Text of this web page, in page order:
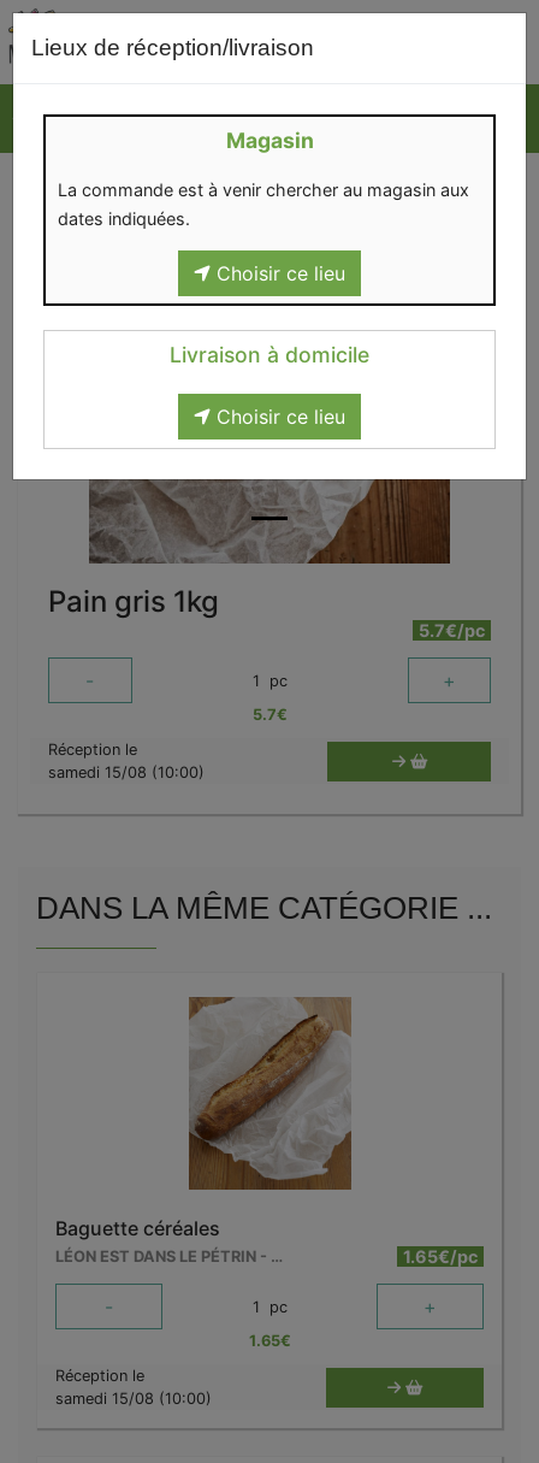
Lieux de réception/livraison
Magasin
La commande est à venir chercher au magasin aux
dates indiquées.
Choisir ce lieu
Livraison à domicile
Choisir ce lieu
Pain gris 1kg
5.7€/pc
- 1 pc +
5.7€
Réception le
samedi 15/08 (10:00)
DANS LA MÊME CATÉGORIE ...
Baguette céréales
LÉON EST DANS LE PÉTRIN - MOUSCRON 1.65€/pc
- 1 pc +
1.65€
Réception le
samedi 15/08 (10:00)